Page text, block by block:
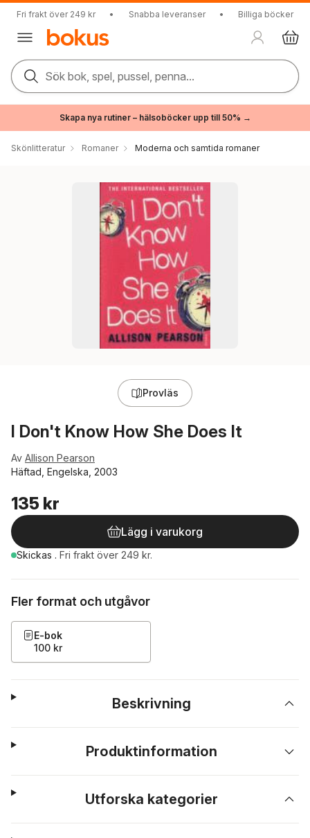
Fri frakt över 249 kr • Snabba leveranser • Billiga böcker
Sök bok, spel, pussel, penna...
Skapa nya rutiner – hälsoböcker upp till 50% →
Skönlitteratur Romaner Moderna och samtida romaner
Provläs
I Don't Know How She Does It
Av Allison Pearson
Häftad, Engelska, 2003
135 kr
Lägg i varukorg
Skickas . Fri frakt över 249 kr.
Fler format och utgåvor
E-bok
100 kr
Beskrivning
Produktinformation
Utforska kategorier